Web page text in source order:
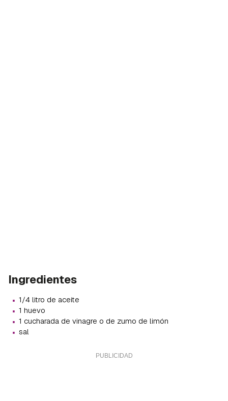
Ingredientes
· 1/4 litro de aceite
· 1 huevo
· 1 cucharada de vinagre o de zumo de limón
· sal